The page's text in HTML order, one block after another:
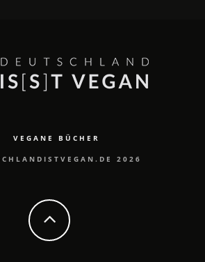
VEGANE BÜCHER
2026